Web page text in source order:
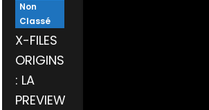
Non
Classé
X-FILES
ORIGINS
: LA
PREVIEW